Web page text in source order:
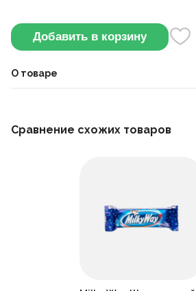
Добавить в корзину
О товаре
Сравнение схожих товаров